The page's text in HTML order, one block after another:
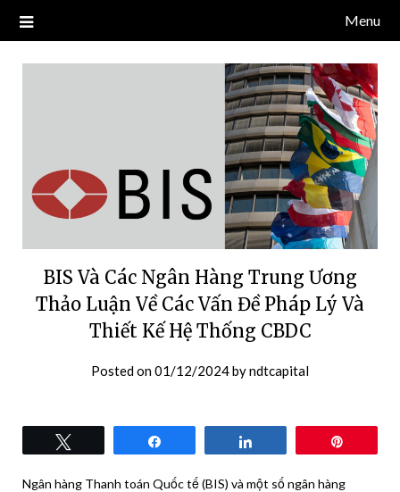
NDT CAPITAL | BLOG TIỀN
ĐIỆN TỬ CRYPTO
Blog về thị trường crypto, tiền điện tử, tiền mã hoá, công nghệ
blockchain.
Menu
BIS Và Các Ngân Hàng Trung Ương
Thảo Luận Về Các Vấn Đề Pháp Lý Và
Thiết Kế Hệ Thống CBDC
Posted on01/12/2024byndtcapital
Ngân hàng Thanh toán Quốc tế (BIS) và một số ngân hàng